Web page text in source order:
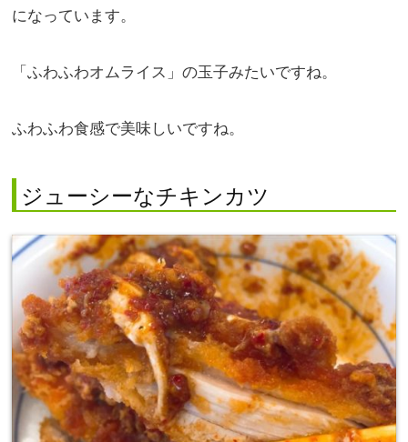
になっています。
「ふわふわオムライス」の玉子みたいですね。
ふわふわ食感で美味しいですね。
ジューシーなチキンカツ